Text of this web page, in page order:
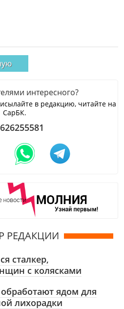
интересного?
в редакцию, читайте на
СарБК.
РЕДАКЦИИ
сталкер,
с колясками
ядом для
лихорадки